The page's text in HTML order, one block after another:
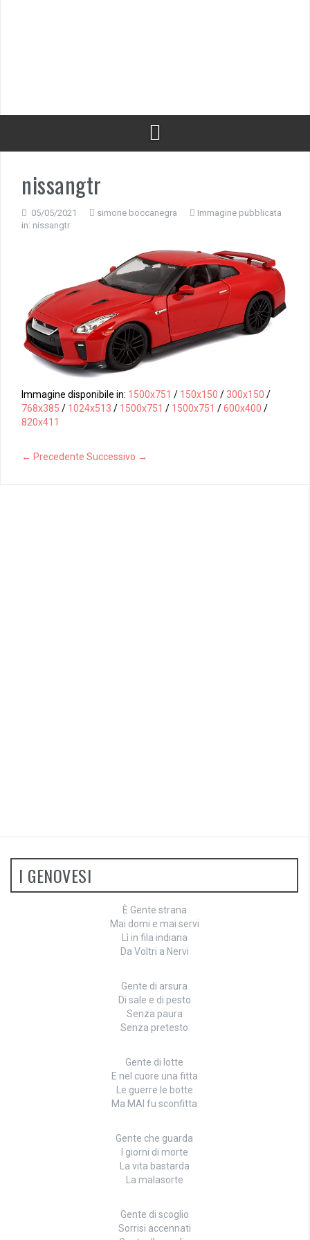
nissangtr
05/05/2021 simone boccanegra
Immagine pubblicata
in: nissangtr
Immagine disponibile in: 1500x751 / 150x150 / 300x150 /
768x385 / 1024x513 / 1500x751 / 1500x751 /600x400 /
820x411
← Precedente Successivo →
I GENOVESI
È Gente strana
Mai domi e mai servi
Lì in fila indiana
Da Voltri a Nervi
Gente di arsura
Di sale e di pesto
Senza paura
Senza pretesto
Gente di lotte
E nel cuore una fitta
Le guerre le botte
Ma MAI fu sconfitta
Gente che guarda
I giorni di morte
La vita bastarda
La malasorte
Gente di scoglio
Sorrisi accennati